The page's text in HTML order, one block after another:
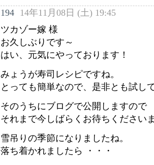
194
14年11月08日 (土) 19:45
ツカゾー嫁 様
お久しぶりです～
はい、元気にやっております！
みょうが寿司レシピですね。
とっても簡単なので、是非とも試し
そのうちにブログで公開しますので
それまで今しばらくお待ちください
雪吊りの季節になりましたね。
落ち着かれましたら ・・・